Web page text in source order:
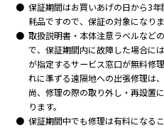
保証期間はお買いあげの日から3
耗品ですので、保証の対象になりま
取扱説明書・本体注意ラベルなど
で、保証期間内に故障した場合に
が指定するサービス窓口が無料修
れに準ずる遠隔地への出張修理は
尚、修理の際の取り外し・再設置
ります。
保証期間中でも修理は有料になる